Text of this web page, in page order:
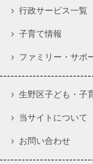
行政サービス一覧
子育て情報
ファミリー・サポ
生野区子ども・子
当サイトについて
お問い合わせ